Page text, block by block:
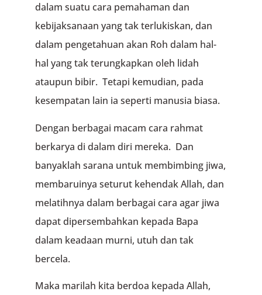
dalam suatu cara pemahaman dan
kebijaksanaan yang tak terlukiskan, dan
dalam pengetahuan akan Roh dalam hal-
hal yang tak terungkapkan oleh lidah
ataupun bibir. Tetapi kemudian, pada
kesempatan lain ia seperti manusia biasa.
Dengan berbagai macam cara rahmat
berkarya di dalam diri mereka. Dan
banyaklah sarana untuk membimbing jiwa,
membaruinya seturut kehendak Allah, dan
melatihnya dalam berbagai cara agar jiwa
dapat dipersembahkan kepada Bapa
dalam keadaan murni, utuh dan tak
bercela.
Maka marilah kita berdoa kepada Allah,